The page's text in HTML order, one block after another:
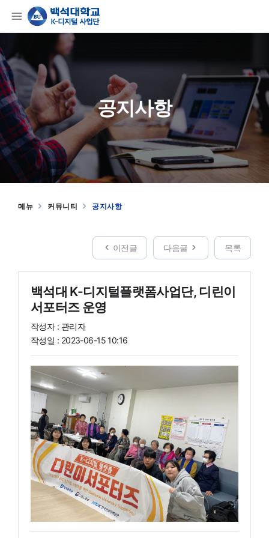
공지사항
메뉴 커뮤니티 공지사항
이전글 다음글 목록
백석대 K-디지털플랫폼사업단, 디린이
서포터즈 운영
작성자 : 관리자
작성일 : 2023-06-15 10:16